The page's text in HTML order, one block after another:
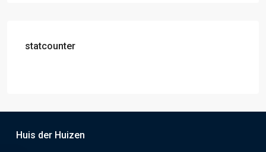
statcounter
Huis der Huizen